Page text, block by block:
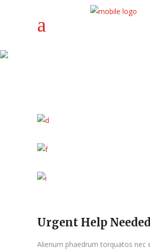
Urgent Help Needed
Alienum phaedrum torquatos nec